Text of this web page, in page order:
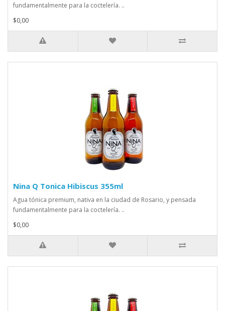
fundamentalmente para la coctelería. ..
$0,00
Nina Q Tonica Hibiscus 355ml
Agua tónica premium, nativa en la ciudad de Rosario, y pensada
fundamentalmente para la coctelería. ..
$0,00